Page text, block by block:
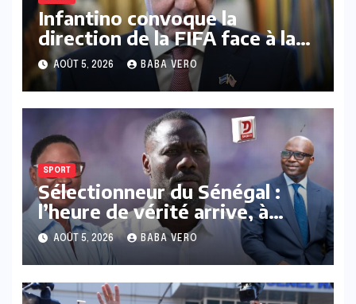
Infantino convoque la
direction de la FIFA face à la
pression croissante autour
d’un projet d’investissement
abandonné
AOÛT 5, 2026 BABA VERO
SPORT
Sélectionneur du Sénégal :
l’heure de vérité arrive, à
quand un cap clair ?
AOÛT 5, 2026 BABA VERO